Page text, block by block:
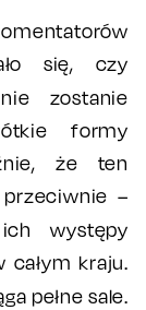
się, czy
zostanie
formy
że ten
przeciwnie –
występy
całym kraju.
pełne sale.